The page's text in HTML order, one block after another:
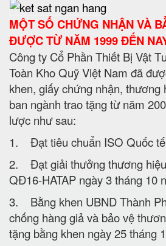
MỘT SỐ CHỨNG NHẬN VÀ
ĐƯỢC TỪ NĂM 1999 ĐẾN
Công ty Cổ Phần Thiết Bị Vật
Toàn Kho Quỹ Việt Nam đã
khen, giấy chứng nhận, thương
ban ngành trao tặng từ năm
lược như sau:
1. Đạt tiêu chuẩn ISO Quốc
2. Đạt giải thưởng thương
QĐ16-HATAP ngày 3 tháng 10
3. Bằng khen UBND Thành
chống hàng giả và bảo vệ
tặng bằng khen ngày 25 tháng